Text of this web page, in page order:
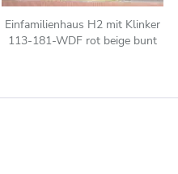
Einfamilienhaus H2 mit Klinker
113-181-WDF rot beige bunt